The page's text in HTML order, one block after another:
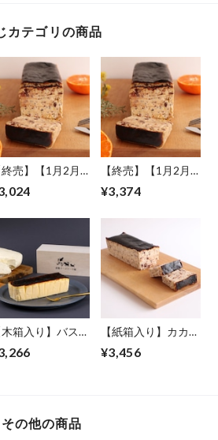
カテゴリの商品
終売】【1月2月
かんとカカオの
【終売】【1月2月
きみかんとカカオの
¥3,374
木箱入り】バスク
フルサイズ
【紙箱入り】カカオ
フルサイズ
¥3,456
その他の商品